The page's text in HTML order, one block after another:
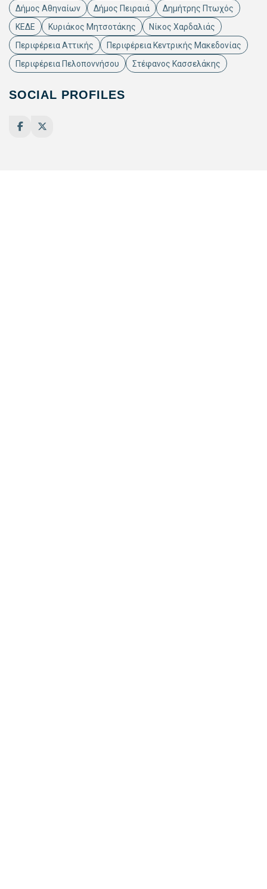
Δήμος Αθηναίων Δήμος Πειραιά
Δημήτρης Πτωχός
ΚΕΔΕ
Κυριάκος Μητσοτάκης
Νίκος Χαρδαλιάς
Περιφέρεια Αττικής
Περιφέρεια Κεντρικής Μακεδονίας
Περιφέρεια Πελοποννήσου
Στέφανος Κασσελάκης
SOCIAL PROFILES